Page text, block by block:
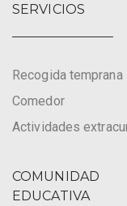
SERVICIOS
Recogida temprana
Comedor
Actividades
COMUNIDAD
EDUCATIVA